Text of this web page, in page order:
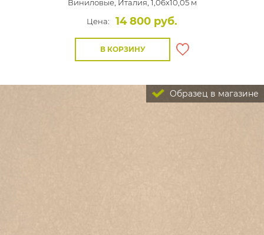
Виниловые, Италия, 1,06x10,05 м
Цена:
14 800 руб.
В КОРЗИНУ
Образец в магазине